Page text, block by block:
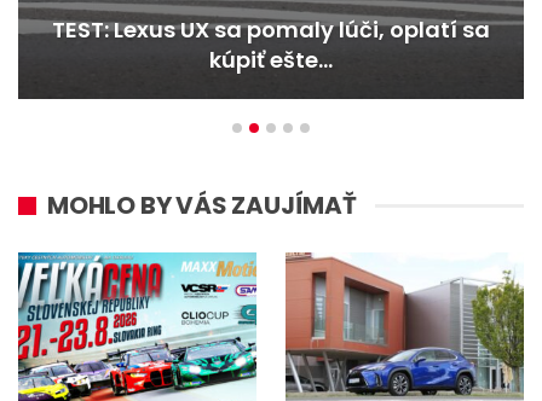
TEST: Dacia Duster hybrid-G 150 4×4 –
Trojitý útok
MOHLO BY VÁS ZAUJÍMAŤ